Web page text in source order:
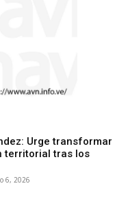
Urge transformar
territorial tras los
6, 2026